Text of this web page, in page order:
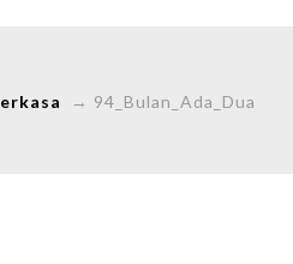
→ 94_Bulan_Ada_Dua